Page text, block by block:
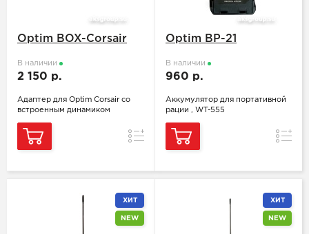
Optim BOX-Corsair
В наличии
2 150 р.
Адаптер для Optim Corsair со
встроенным динамиком
Сравнение
Optim BP-21
В наличии
960 р.
Аккумулятор для портативной
рации , WT-555
ХИТ
NEW
ХИТ
NEW